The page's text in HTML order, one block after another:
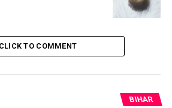
DON'T MISS
گیا جی:11سالہ اُجّول کی موت سے
حقیقت بے نقاب
CLICK TO COMMENT
BIHAR